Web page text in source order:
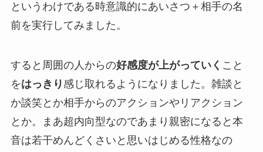
というわけである時意識的にあいさつ＋相手の名
前を実行してみました。
すると周囲の人からの好感度が上がっていく こと
をはっきり 感じ取れるようになりました。雑談と
か談笑とか相手からのアクションやリアクション
とか。まあ超内向型なのであまり親密になると本
音は若干めんどくさいと思いはじめる性格なの